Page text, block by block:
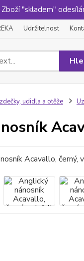
Zboží "skladem"
Udržitelnost
udidla a otěže